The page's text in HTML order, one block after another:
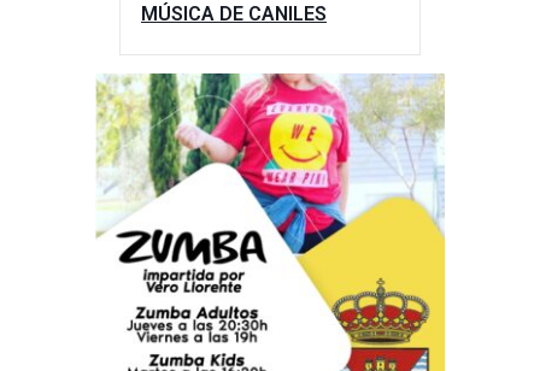
MÚSICA DE CANILES